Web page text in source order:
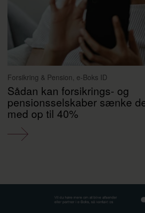
Forsikring & Pension, e-Boks ID
Sådan kan forsikrings- og
pensionsselskaber sænke
med op til 40%